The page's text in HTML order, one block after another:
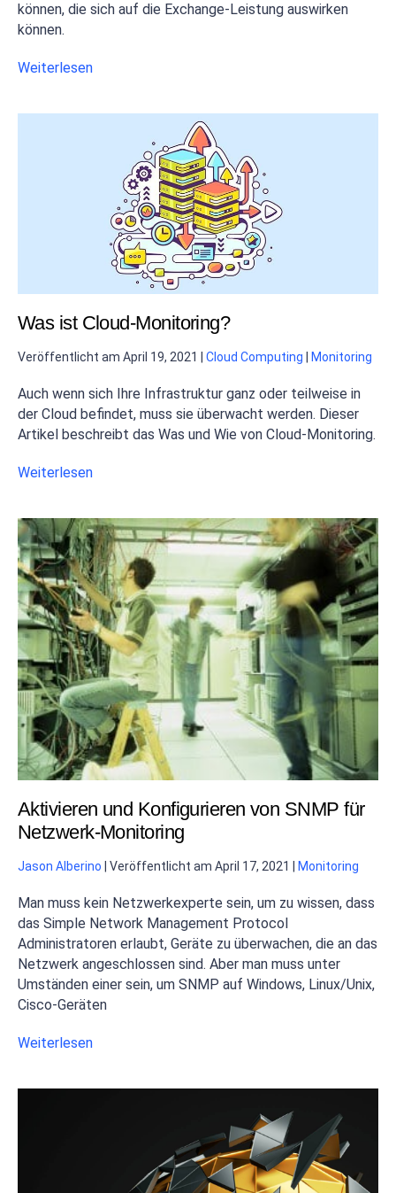
können, die sich auf die Exchange-Leistung auswirken
können.
Weiterlesen
Was ist Cloud-Monitoring?
Veröffentlicht am April 19, 2021 Cloud Computing Monitoring
Auch wenn sich Ihre Infrastruktur ganz oder teilweise in
der Cloud befindet, muss sie überwacht werden. Dieser
Artikel beschreibt das Was und Wie von Cloud-Monitoring.
Weiterlesen
Aktivieren und Konfigurieren von SNMP für
Netzwerk-Monitoring
Jason Alberino | Veröffentlicht am April 17, 2021 | Monitoring
Man muss kein Netzwerkexperte sein, um zu wissen, dass
das Simple Network Management Protocol
Administratoren erlaubt, Geräte zu überwachen, die an das
Netzwerk angeschlossen sind. Aber man muss unter
Umständen einer sein, um SNMP auf Windows, Linux/Unix,
Cisco-Geräten
Weiterlesen